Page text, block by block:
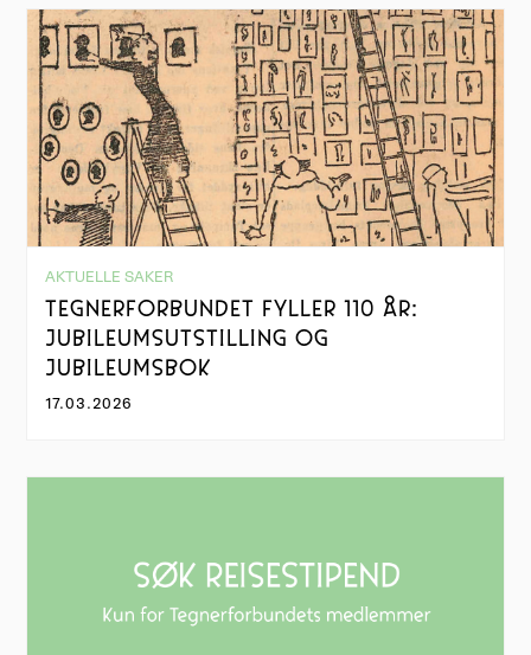
AKTUELLE SAKER
TEGNERFORBUNDET FYLLER 110 ÅR:
JUBILEUMSUTSTILLING OG
JUBILEUMSBOK
17.03.2026